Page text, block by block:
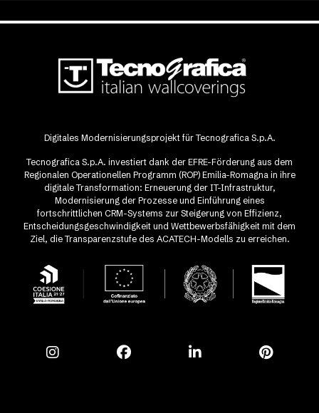
Digitales Modernisierungsprojekt für Tecnografica S.p.A.
Tecnografica S.p.A. investiert dank der EFRE-Förderung aus dem
Regionalen Operationellen Programm (ROP) Emilia-Romagna in ihre
digitale Transformation: Erneuerung der IT-Infrastruktur,
Modernisierung der Prozesse und Einführung eines
fortschrittlichen CRM-Systems zur Steigerung von Effizienz,
Entscheidungsgeschwindigkeit und Wettbewerbsfähigkeit mit dem
Ziel, die Transparenzstufe des ACATECH-Modells zu erreichen.